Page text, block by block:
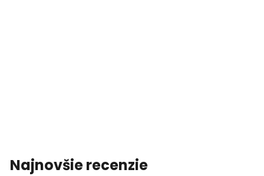
Najnovšie recenzie